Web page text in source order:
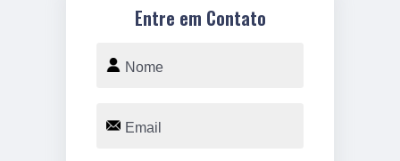
Entre em Contato